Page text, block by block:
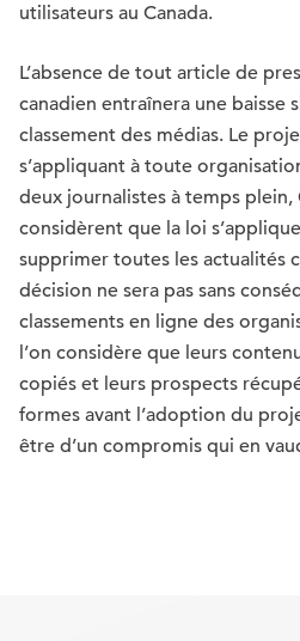
utilisateurs au Canada.
L’absence de tout article de
canadien entraînera une baisse
classement des médias. Le
s’appliquant à toute
deux journalistes à temps
considèrent que la loi
supprimer toutes les actualités
décision ne sera pas sans
classements en ligne des
l’on considère que leurs
copiés et leurs prospects
formes avant l’adoption du
être d’un compromis qui en